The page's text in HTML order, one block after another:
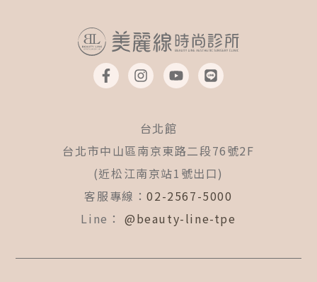
F
a
c
o
k
-
f
I
n
s
a
g
r
a
m
Y
o
u
b
e
L
i
n
台北館
台北市中山區南京東路二段76號2F
(近松江南京站1號出口)
客服專線：02-2567-5000
Line： @beauty-line-tpe